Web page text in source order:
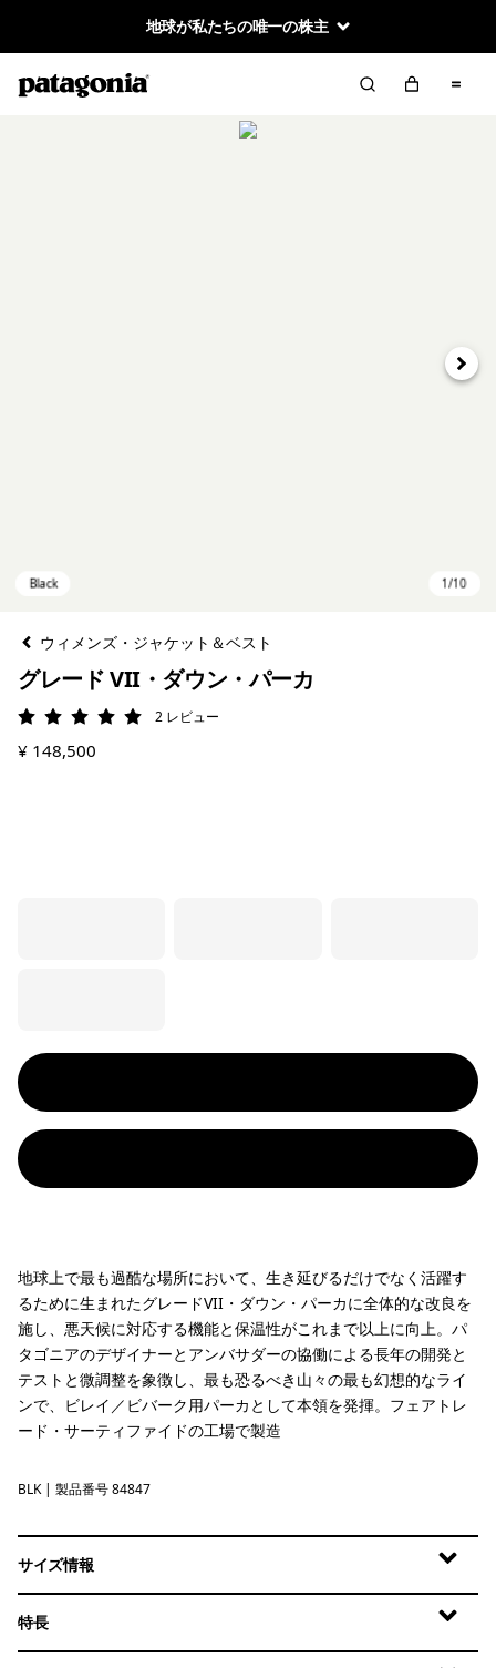
地球が私たちの唯一の株主
次へ
ウィメンズ・ジャケット＆ベスト
グレード VII・ダウン・パーカ
評価: 5 / 5 2 レビュー
¥ 148,500
地球上で最も過酷な場所において、生き延びるだけでなく活躍す
るために生まれたグレードVII・ダウン・パーカに全体的な改良を
施し、悪天候に対応する機能と保温性がこれまで以上に向上。パ
タゴニアのデザイナーとアンバサダーの協働による長年の開発と
テストと微調整を象徴し、最も恐るべき山々の最も幻想的なライ
ンで、ビレイ／ビバーク用パーカとして本領を発揮。フェアトレ
ード・サーティファイドの工場で製造
Black
BLK | 製品番号 84847
サイズ情報
特長